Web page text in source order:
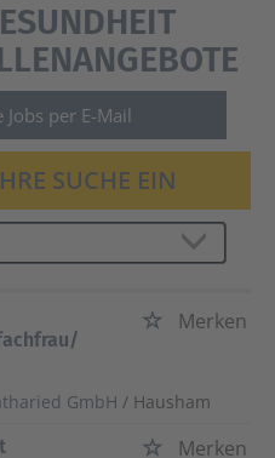
Jobs per E-Mail
SUCHE EIN
Merken
GmbH / Hausham
Merken